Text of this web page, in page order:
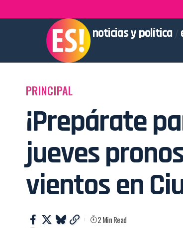
noticias y política
PRINCIPAL
¡Prepárate
jueves
vientos en
2 Min Read